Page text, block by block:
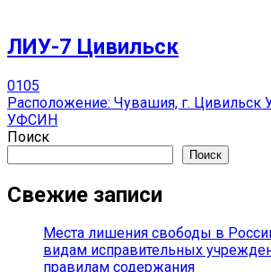
ЛИУ-7 Цивильск
0105
Расположение: Чувашия, г.
УФСИН
Поиск
Поиск
Свежие записи
Места лишения свободы в
видам исправительных
правилам содержания